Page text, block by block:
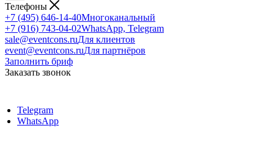
Телефоны
+7 (495) 646-14-40Многоканальный
+7 (916) 743-04-02WhatsApp, Telegram
sale@eventcons.ruДля клиентов
event@eventcons.ruДля партнёров
Заполнить бриф
Заказать звонок
Telegram
WhatsApp